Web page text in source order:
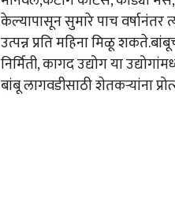
केल्यापासून सुमारे पाच वर्षानंतर
उत्पन्न प्रति महिना मिळू
निर्मिती, कागद उद्योग या
बांबू लागवडीसाठी शेतकऱ्यांना